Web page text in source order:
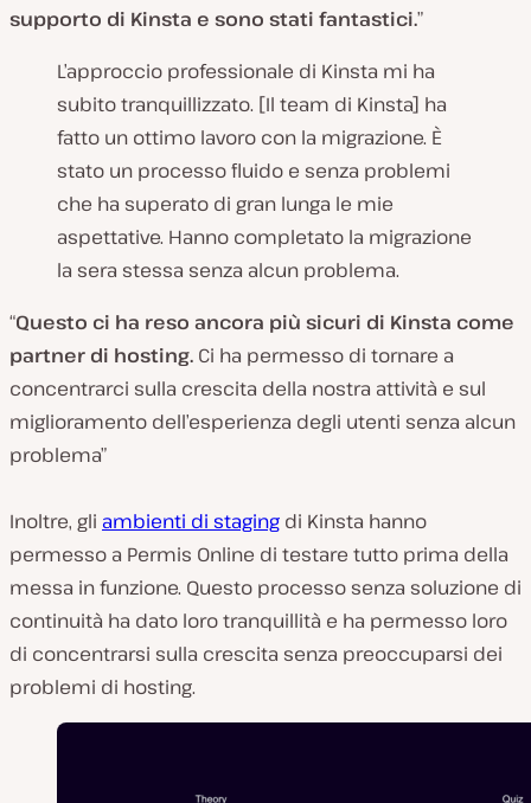
supporto di Kinsta e sono stati fantastici.”
L’approccio professionale di Kinsta mi ha
subito tranquillizzato. [Il team di Kinsta] ha
fatto un ottimo lavoro con la migrazione. È
stato un processo fluido e senza problemi
che ha superato di gran lunga le mie
aspettative. Hanno completato la migrazione
la sera stessa senza alcun problema.
“Questo ci ha reso ancora più sicuri di Kinsta come
partner di hosting. Ci ha permesso di tornare a
concentrarci sulla crescita della nostra attività e sul
miglioramento dell’esperienza degli utenti senza alcun
problema”
Inoltre, gli ambienti di staging di Kinsta hanno
permesso a Permis Online di testare tutto prima della
messa in funzione. Questo processo senza soluzione di
continuità ha dato loro tranquillità e ha permesso loro
di concentrarsi sulla crescita senza preoccuparsi dei
problemi di hosting.